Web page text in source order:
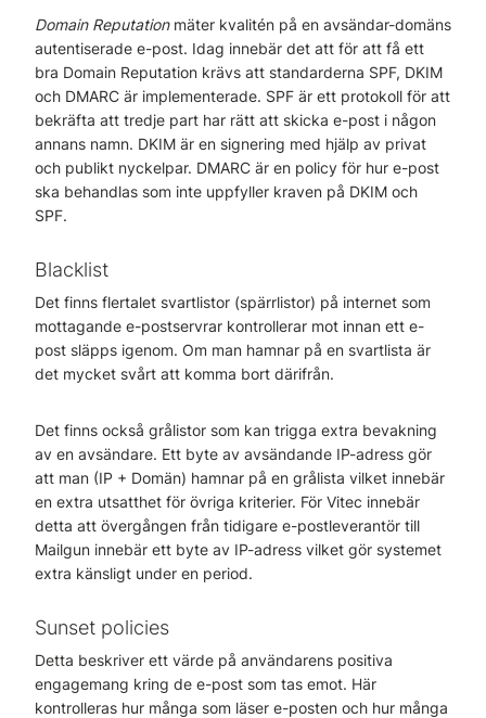
Domain Reputationmäter kvalitén på en avsändar-domäns
autentiserade e-post. Idag innebär det att för att få ett
bra Domain Reputation krävs att standarderna SPF, DKIM
och DMARC är implementerade. SPF är ett protokoll för att
bekräfta att tredje part har rätt att skicka e-post i någon
annans namn. DKIM är en signering med hjälp av privat
och publikt nyckelpar. DMARC är en policy för hur e-post
ska behandlas som inte uppfyller kraven på DKIM och
SPF.
Blacklist
Det finns flertalet svartlistor (spärrlistor) på internet som
mottagande e-postservrar kontrollerar mot innan ett e-
post släpps igenom. Om man hamnar på en svartlista är
det mycket svårt att komma bort därifrån.
Det finns också grålistor som kan trigga extra bevakning
av en avsändare. Ett byte av avsändande IP-adress gör
att man (IP + Domän) hamnar på en grålista vilket innebär
en extra utsatthet för övriga kriterier. För Vitec innebär
detta att övergången från tidigare e-postleverantör till
Mailgun innebär ett byte av IP-adress vilket gör systemet
extra känsligt under en period.
Sunset policies
Detta beskriver ett värde på användarens positiva
engagemang kring de e-post som tas emot. Här
kontrolleras hur många som läser e-posten och hur många